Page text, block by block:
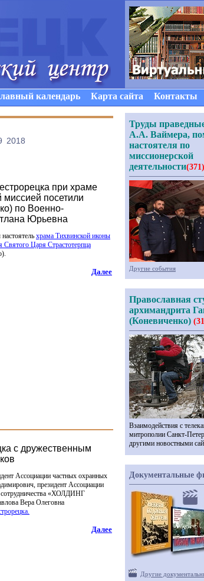
календарь Карта сайта Контакты
2018
при храме
посетили
по Военно-
Юрьевна
храма Тихвинской иконы
Святого Царя Страстотерпца
).
Далее
с дружественным
Ассоциации частных охранных
президент Ассоциации
«ХОЛДИНГ
Вера Олеговна
Далее
Труды
А.А. Ваймера,
настоятеля по
миссионерской
деятельности(371)
Другие события
Православная
архимандрита
(Коневиченко)
Взаимодействия с
митрополии Санкт-
другими новостными
Документальные
Другие